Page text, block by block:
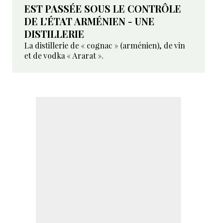
EST PASSÉE SOUS LE CONTRÔLE
DE L’ÉTAT ARMÉNIEN - UNE
DISTILLERIE
La distillerie de « cognac » (arménien), de vin
et de vodka « Ararat ».